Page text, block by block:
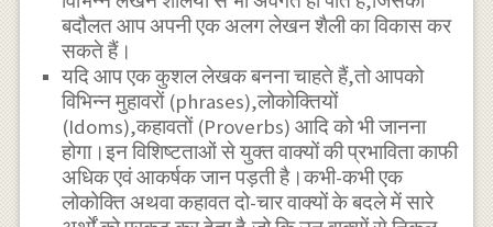
बदौलत आप अपनी एक अलग लेखन शैली का विकास कर
सकते हैं।
यदि आप एक कुशल लेखक बनना चाहते हैं,तो आपको
विभिन्न मुहावरों (phrases),लोकोक्तियों
(Idoms),कहावतों (Proverbs) आदि को भी जानना
होगा।इन विशिष्टताओं से युक्त वाक्यों की प्रभाविता काफी
अधिक एवं आकर्षक जान पड़ती है।कभी-कभी एक
लोकोक्ति अथवा कहावत दो-चार वाक्यों के बदले में सारे